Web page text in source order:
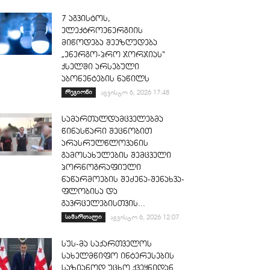
7 აგვისტოს,
ელექტროენერგიის
მიწოდება შეეზღუდება
„ენერგო-პრო ჯორჯიას“
ქსელში არსებული
აბონენტების ნაწილს
რეგიონი აგვისტო 6, 2026 17:48
სამართალდამცველებმა
წინასწარი შეცნობით
არასრულწლოვანის
გამოსახულების შემცველი
პორნოგრაფიული
ნაწარმოების შეძენა-შენახვა-
ფლობისა და
გავრცელებისთვის...
სამართალი აგვისტო 6, 2026 12:07
სუს-მა საქართველოს
სახელმწიფო ინტერესების
საზიანოდ უცხო ქვეყნიდან